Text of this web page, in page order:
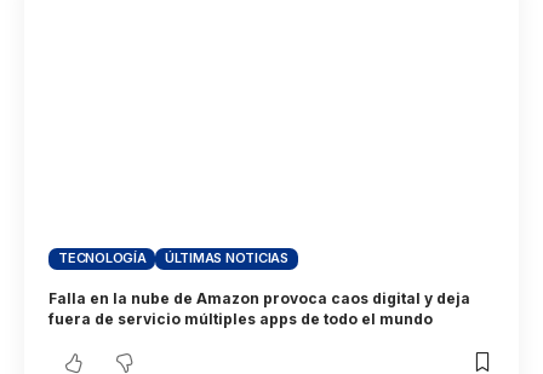
TECNOLOGÍA ÚLTIMAS NOTICIAS
Falla en la nube de Amazon provoca caos digital y deja
fuera de servicio múltiples apps de todo el mundo